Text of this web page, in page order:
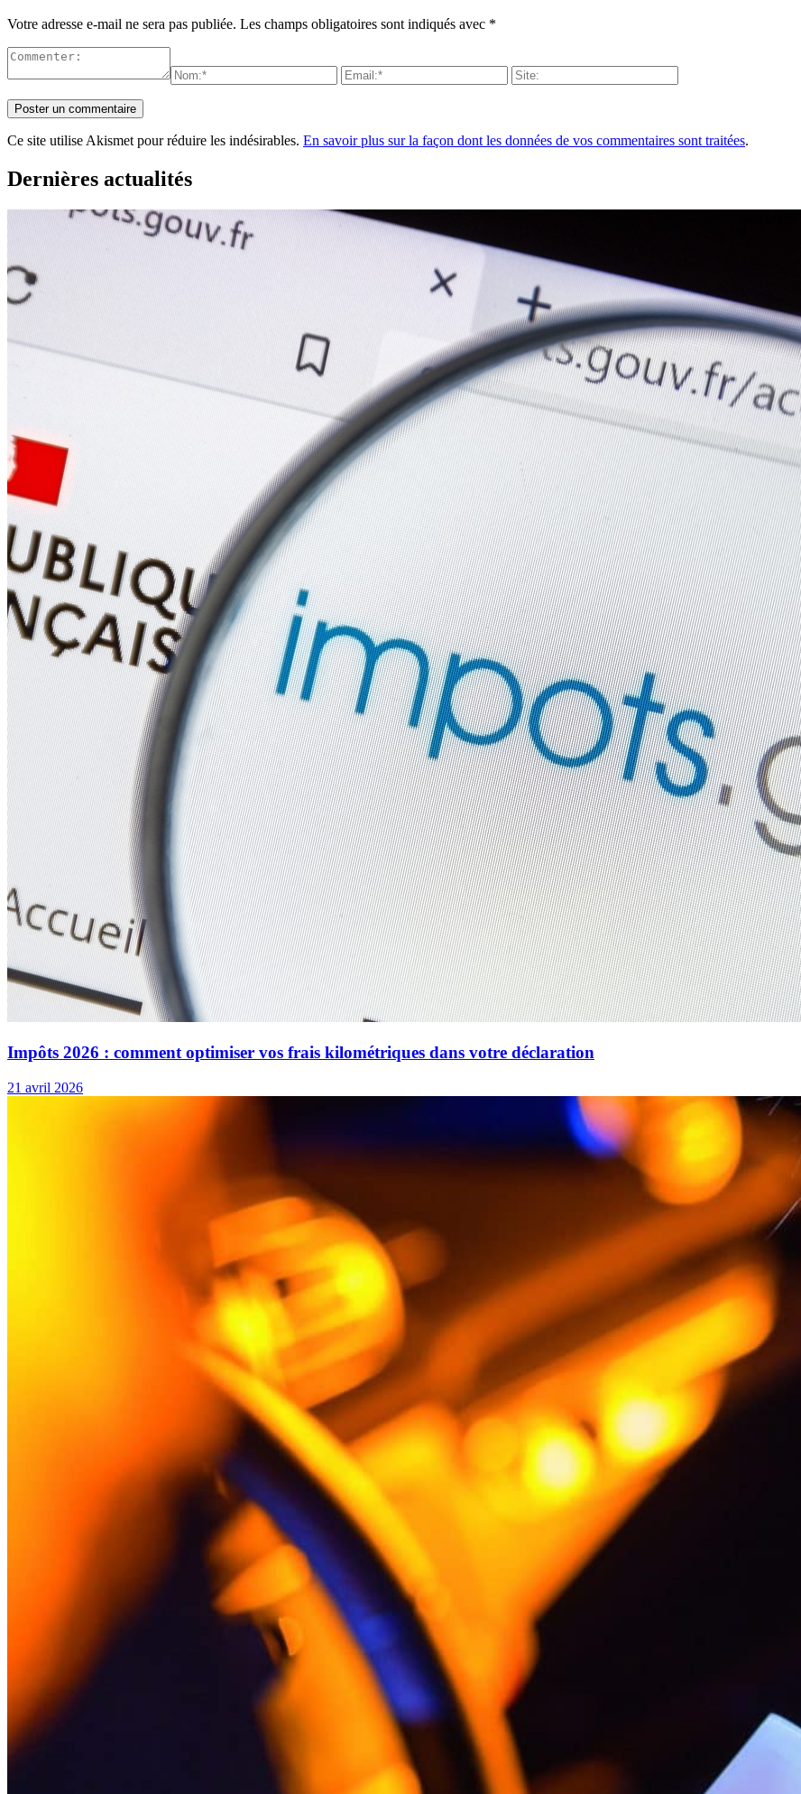
Votre adresse e-mail ne sera pas publiée. Les champs obligatoires sont indiqués avec *
Ce site utilise Akismet pour réduire les indésirables. En savoir plus sur la façon dont les données de vos commentaires sont traitées.
Dernières actualités
Impôts 2026 : comment optimiser vos frais kilométriques dans votre déclaration
21 avril 2026